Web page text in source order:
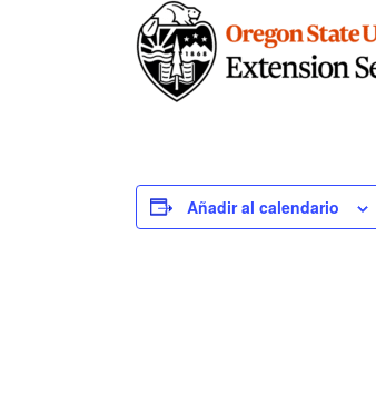
Añadir al calendario